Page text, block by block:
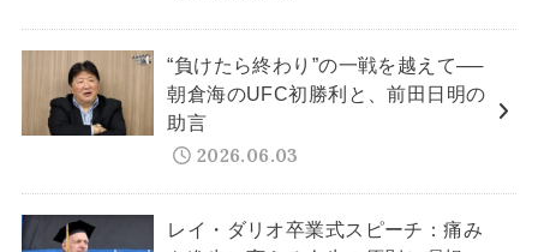
“負けたら終わり”の一戦を越えて──
朝倉海のUFC初勝利と、前田日明の
助言
2026.06.03
レイ・ダリオ卒業式スピーチ：痛み